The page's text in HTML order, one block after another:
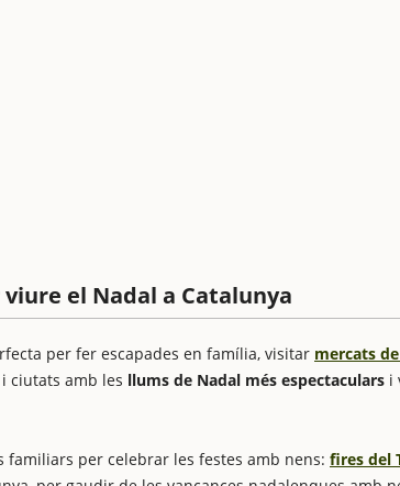
viure el Nadal a Catalunya
per fer escapades en família, visitar mercats
ciutats amb les llums de Nadal més espectaculars i
familiars per celebrar les festes amb nens: fires del